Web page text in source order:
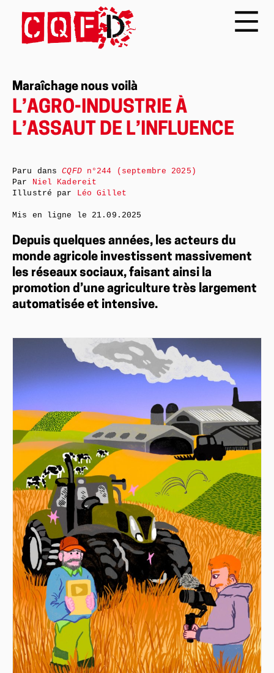
Maraîchage nous voilà
L’AGRO-INDUSTRIE À
L’ASSAUT DE L’INFLUENCE
Depuis quelques années, les acteurs du
monde agricole investissent massivement
les réseaux sociaux, faisant ainsi la
promotion d’une agriculture très largement
automatisée et intensive.
Paru dansCQFDn°244 (septembre 2025)
Par Niel Kadereit
Illustré par Léo Gillet
Mis en ligne le 21.09.2025